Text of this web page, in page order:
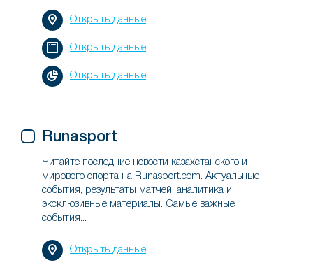
Открыть данные
Открыть данные
Открыть данные
Runasport
Читайте последние новости казахстанского и
мирового спорта на Runasport.com. Актуальные
события, результаты матчей, аналитика и
эксклюзивные материалы. Самые важные
события...
Открыть данные